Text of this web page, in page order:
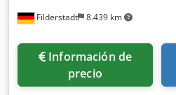
Filderstadt 8.439 km
Información de
precio